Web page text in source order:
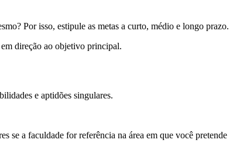
Por isso, estipule as metas a curto, médio e longo prazo.
direção ao objetivo principal.
e aptidões singulares.
se a faculdade for referência na área em que você pretende